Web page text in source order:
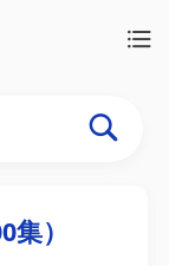
）